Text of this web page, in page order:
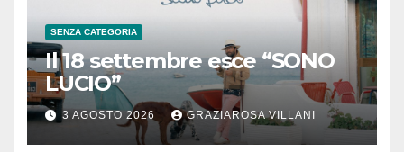
SENZA CATEGORIA
Il 18 settembre esce “SONO
LUCIO”
3 AGOSTO 2026 GRAZIAROSA VILLANI